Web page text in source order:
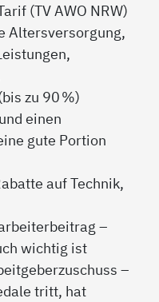
(TV AWO NRW)
Altersversorgung,
zu 90 %)
einen
gute Portion
auf Technik,
–
wichtig ist
–
tritt, hat